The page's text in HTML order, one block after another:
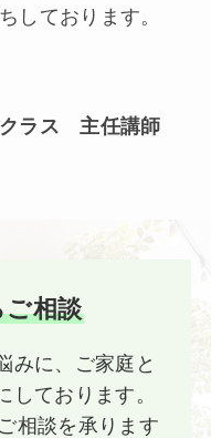
しております。
クラス 主任講師
相談
みに、ご家庭と
しております。
相談を承ります